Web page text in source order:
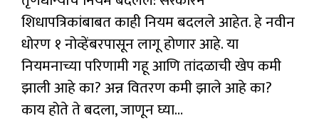
शिधापत्रिकांबाबत काही नियम बदलले आहेत. हे नवीन
धोरण १ नोव्हेंबरपासून लागू होणार आहे. या
नियमनाच्या परिणामी गहू आणि तांदळाची खेप कमी
झाली आहे का? अन्न वितरण कमी झाले आहे का?
काय होते ते बदला, जाणून घ्या…